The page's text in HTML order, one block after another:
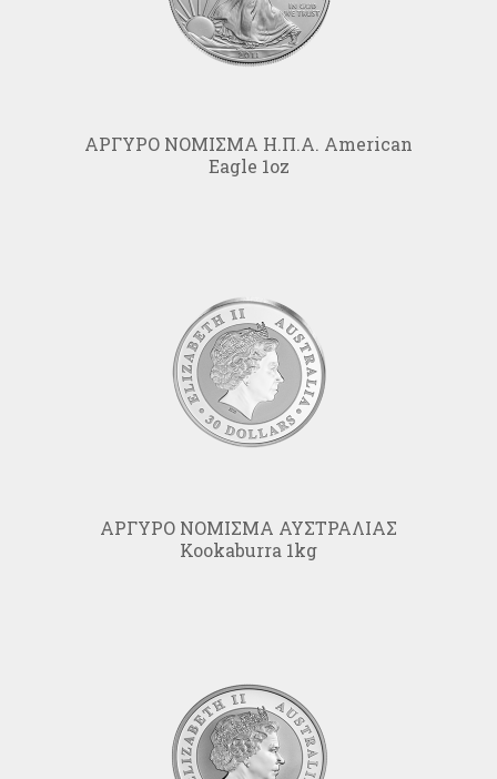
ΑΡΓΥΡΟ ΝΟΜΙΣΜΑ Η.Π.Α. Αmerican
Eagle 1oz
ΑΡΓΥΡΟ ΝΟΜΙΣΜΑ ΑΥΣΤΡΑΛΙΑΣ
Kookaburra 1kg